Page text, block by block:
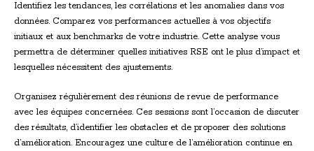
Identifiez les tendances, les corrélations et les anomalies dans vos
données. Comparez vos performances actuelles à vos objectifs
initiaux et aux benchmarks de votre industrie. Cette analyse vous
permettra de déterminer quelles initiatives RSE ont le plus d’impact et
lesquelles nécessitent des ajustements.
Organisez régulièrement des réunions de revue de performance
avec les équipes concernées. Ces sessions sont l’occasion de discuter
des résultats, d’identifier les obstacles et de proposer des solutions
d’amélioration. Encouragez une culture de l’amélioration continue en